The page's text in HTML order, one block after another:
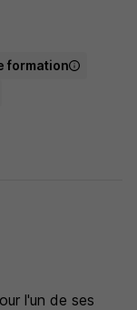
formation
l'un de ses